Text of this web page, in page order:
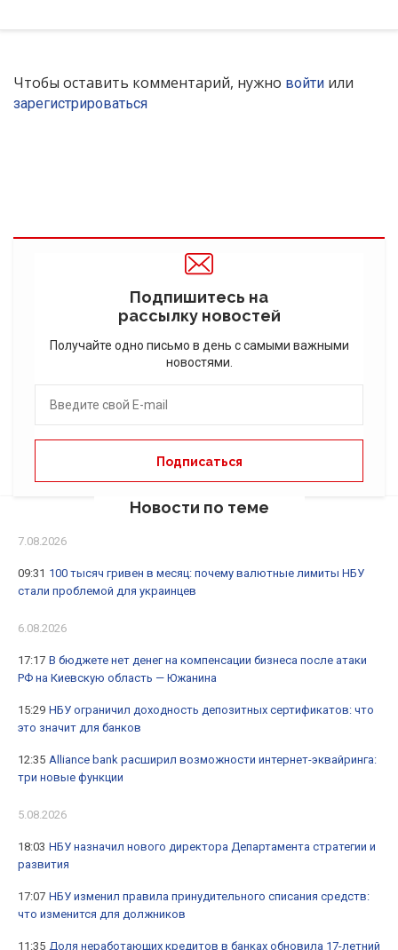
Чтобы оставить комментарий, нужно войти или
зарегистрироваться
Подпишитесь на
рассылку новостей
Получайте одно письмо в день с самыми важными
новостями.
Новости по теме
7.08.2026
09:31 100 тысяч гривен в месяц: почему валютные лимиты НБУ
стали проблемой для украинцев
6.08.2026
17:17 В бюджете нет денег на компенсации бизнеса после атаки
РФ на Киевскую область — Южанина
15:29 НБУ ограничил доходность депозитных сертификатов: что
это значит для банков
12:35 Alliance bank расширил возможности интернет-эквайринга:
три новые функции
5.08.2026
18:03 НБУ назначил нового директора Департамента стратегии и
развития
17:07 НБУ изменил правила принудительного списания средств:
что изменится для должников
11:35 Доля неработающих кредитов в банках обновила 17-летний